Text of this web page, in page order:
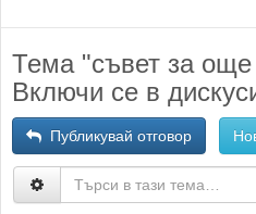
Тема "съвет за
Включи се в
Публикувай отговор